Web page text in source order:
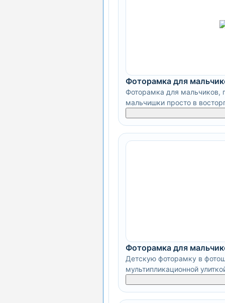
Фоторамка для
Фоторамка для мальчиков,
мальчишки просто в
Фоторамка для
Детскую фоторамку в
мультипликационной